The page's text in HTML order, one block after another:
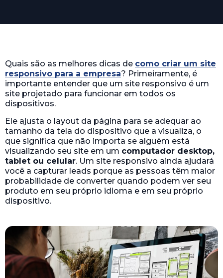
Quais são as melhores dicas de como criar um site
responsivo para a empresa? Primeiramente, é
importante entender que um site responsivo é um
site projetado para funcionar em todos os
dispositivos.
Ele ajusta o layout da página para se adequar ao
tamanho da tela do dispositivo que a visualiza, o
que significa que não importa se alguém está
visualizando seu site em um computador desktop,
tablet ou celular. Um site responsivo ainda ajudará
você a capturar leads porque as pessoas têm maior
probabilidade de converter quando podem ver seu
produto em seu próprio idioma e em seu próprio
dispositivo.